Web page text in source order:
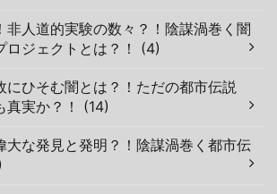
非人道的実験の数々？！陰謀渦巻く闇
ロジェクトとは？！ (4)
にひそむ闇とは？！ただの都市伝説
真実か？！ (14)
大な発見と発明？！陰謀渦巻く都市伝